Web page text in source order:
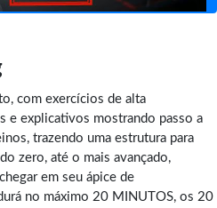
com exercícios de alta
e explicativos mostrando passo a
trazendo uma estrutura para
zero, até o mais avançado,
em seu ápice de
no máximo 20 MINUTOS, os 20